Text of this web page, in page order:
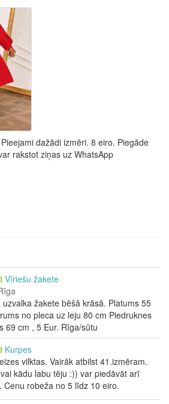
dažādi izmēri. 8 eiro. Piegāde
rakstot ziņas uz WhatsApp
Vīriešu žakete
uzvalka žakete bēšā krāsā. Platums 55
no pleca uz leju 80 cm Piedruknes
69 cm , 5 Eur. Rīga/sūtu
Kurpes
vilktas. Vairāk atbilst 41.izmēram.
kādu labu tēju :)) var piedāvāt arī
Cenu robeža no 5 līdz 10 eiro.